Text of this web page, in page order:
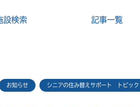
設検索 記事一覧
お知らせ シニアの住み替えサポート トピック